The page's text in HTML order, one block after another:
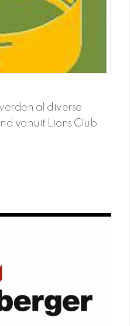
al diverse
vanuit Lions Club